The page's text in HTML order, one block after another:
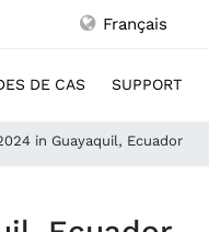
Français
DE CAS SUPPORT
in Guayaquil, Ecuador